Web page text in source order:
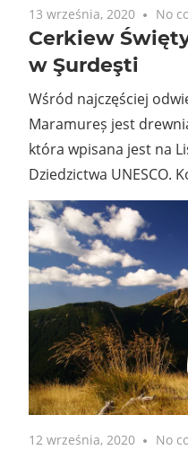
13 września, 2020 No
Cerkiew
w Şurdeşti
Wśród najczęściej
Maramureș jest
która wpisana jest na
Dziedzictwa UNESCO.
12 września, 2020 No